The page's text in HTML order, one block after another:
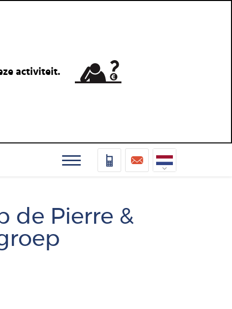
activiteit.
de Pierre &